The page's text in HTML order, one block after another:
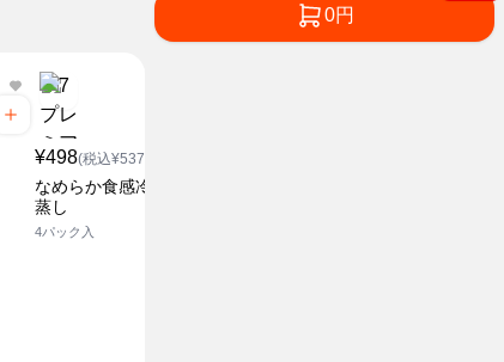
¥498(税込¥537.84)
なめらか食感冷し茶わん
蒸し
4パック入
0円